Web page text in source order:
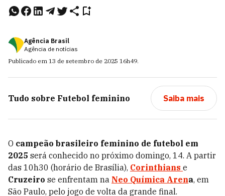
Agência Brasil
Agência de notícias
Publicado em 13 de setembro de 2025 16h49.
Tudo sobre Futebol feminino Saiba mais
O campeão brasileiro feminino de futebol em
2025 será conhecido no próximo domingo, 14. A partir
das 10h30 (horário de Brasília), Corinthians e
Cruzeiro se enfrentam na Neo Química Arena, em
São Paulo, pelo jogo de volta da grande final.